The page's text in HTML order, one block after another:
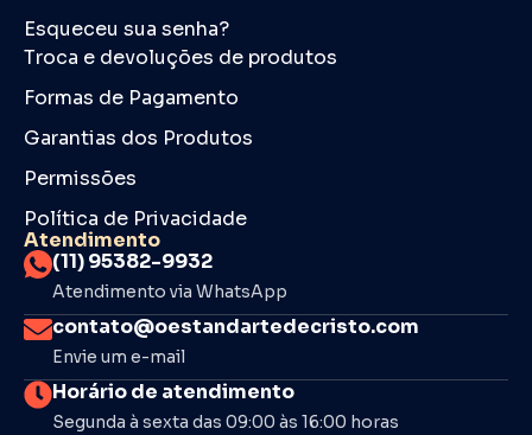
Esqueceu sua senha?
Troca e devoluções de produtos
Formas de Pagamento
Garantias dos Produtos
Permissões
Política de Privacidade
Atendimento
(11) 95382-9932
Atendimento via WhatsApp
contato@oestandartedecristo.com
Envie um e-mail
Horário de atendimento
Segunda à sexta das 09:00 às 16:00 horas